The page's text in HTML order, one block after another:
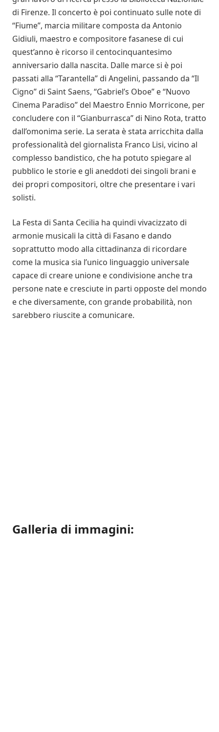
di Firenze. Il concerto è poi continuato sulle note di
“Fiume”, marcia militare composta da Antonio
Gidiuli, maestro e compositore fasanese di cui
quest’anno è ricorso il centocinquantesimo
anniversario dalla nascita. Dalle marce si è poi
passati alla “Tarantella” di Angelini, passando da “Il
Cigno” di Saint Saens, “Gabriel’s Oboe” e “Nuovo
Cinema Paradiso” del Maestro Ennio Morricone, per
concludere con il “Gianburrasca” di Nino Rota, tratto
dall’omonima serie. La serata è stata arricchita dalla
professionalità del giornalista Franco Lisi, vicino al
complesso bandistico, che ha potuto spiegare al
pubblico le storie e gli aneddoti dei singoli brani e
dei propri compositori, oltre che presentare i vari
solisti.
La Festa di Santa Cecilia ha quindi vivacizzato di
armonie musicali la città di Fasano e dando
soprattutto modo alla cittadinanza di ricordare
come la musica sia l’unico linguaggio universale
capace di creare unione e condivisione anche tra
persone nate e cresciute in parti opposte del mondo
e che diversamente, con grande probabilità, non
sarebbero riuscite a comunicare.
Galleria di immagini: